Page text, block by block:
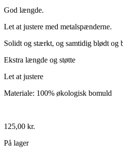
God længde.
Let at justere med metalspænderne.
Solidt og stærkt, og samtidig blødt og
Ekstra længde og støtte
Let at justere
Materiale: 100% økologisk bomuld
125,00 kr.
På lager